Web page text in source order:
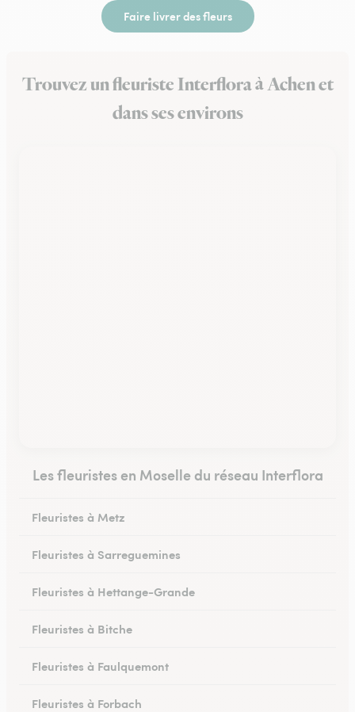
Faire livrer des fleurs
Trouvez un fleuriste Interflora à Achen et
dans ses environs
Les fleuristes en Moselle du réseau Interflora
Fleuristes à Metz
Fleuristes à Sarreguemines
Fleuristes à Hettange-Grande
Fleuristes à Bitche
Fleuristes à Faulquemont
Fleuristes à Forbach